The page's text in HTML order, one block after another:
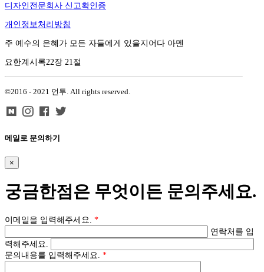
디자인전문회사 신고확인증
개인정보처리방침
주 예수의 은혜가 모든 자들에게 있을지어다 아멘
요한계시록22장 21절
©2016 - 2021 언투. All rights reserved.
메일로 문의하기
×
궁금한점은 무엇이든 문의주세요.
이메일을 입력해주세요. *
연락처를 입
력해주세요.
문의내용를 입력해주세요. *